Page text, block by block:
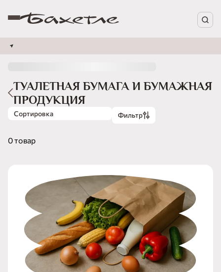
ТУАЛЕТНАЯ БУМАГА И БУМАЖНАЯ
ПРОДУКЦИЯ
Сортировка Фильтр
0 товар